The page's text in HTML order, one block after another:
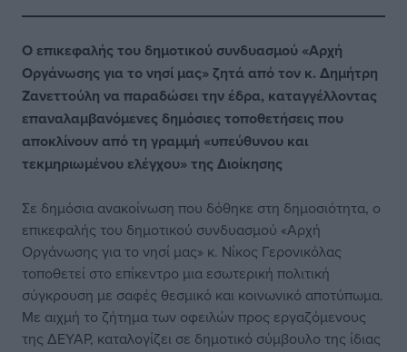
Ο επικεφαλής του δημοτικού συνδυασμού «Αρχή
Οργάνωσης για το νησί μας» ζητά από τον κ. Δημήτρη
Ζανεττούλη να παραδώσει την έδρα, καταγγέλλοντας
επαναλαμβανόμενες δημόσιες τοποθετήσεις που
αποκλίνουν από τη γραμμή «υπεύθυνου και
τεκμηριωμένου ελέγχου» της Διοίκησης
Σε δημόσια ανακοίνωση που δόθηκε στη δημοσιότητα, ο
επικεφαλής του δημοτικού συνδυασμού «Αρχή
Οργάνωσης για το νησί μας» κ. Νίκος Γερονικόλας
τοποθετεί στο επίκεντρο μια εσωτερική πολιτική
σύγκρουση με σαφές θεσμικό και κοινωνικό αποτύπωμα.
Με αιχμή το ζήτημα των οφειλών προς εργαζόμενους
της ΔΕΥΑΡ, καταλογίζει σε δημοτικό σύμβουλο της ίδιας